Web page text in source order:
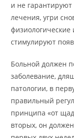
и не
лечения, угри
стимулируют
Больной должен
заболевание,
патологии, в
правильный
принципа «от
вторых, он